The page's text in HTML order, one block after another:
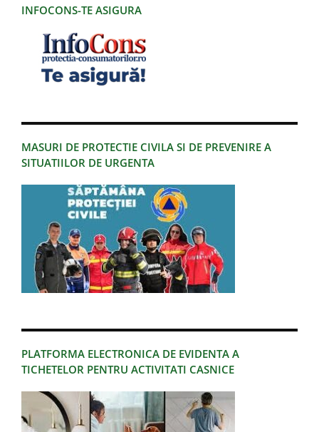
INFOCONS-TE ASIGURA
MASURI DE PROTECTIE CIVILA SI DE PREVENIRE A
SITUATIILOR DE URGENTA
PLATFORMA ELECTRONICA DE EVIDENTA A
TICHETELOR PENTRU ACTIVITATI CASNICE